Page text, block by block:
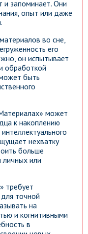
и запоминает. Они
опыт или даже
во сне,
его
он испытывает
обработкой
быть
может
к накоплению
нехватку
больше
или
требует
точной
на
и когнитивными
в